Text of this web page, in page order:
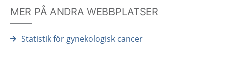
MER PÅ ANDRA WEBBPLATSER
Statistik för gynekologisk cancer